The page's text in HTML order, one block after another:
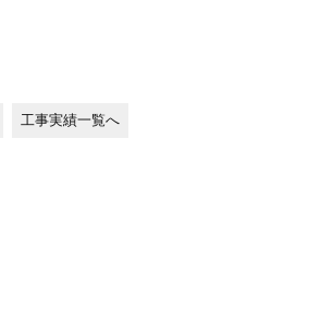
工事実績一覧へ